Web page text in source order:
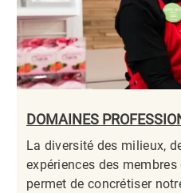
DOMAINES
La diversité des milieux,
expériences des
permet de concrétiser